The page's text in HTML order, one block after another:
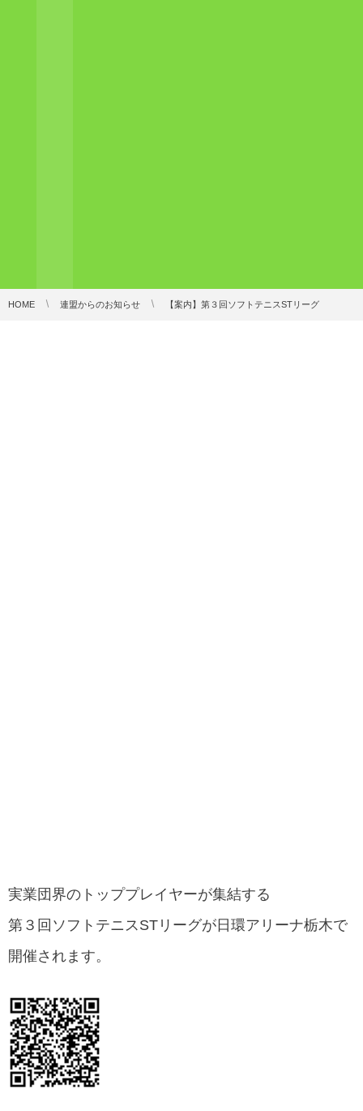
HOME 連盟からのお知らせ 【案内】第３回ソフトテニスSTリーグ
実業団界のトッププレイヤーが集結する
第３回ソフトテニスSTリーグが日環アリーナ栃木で
開催されます。